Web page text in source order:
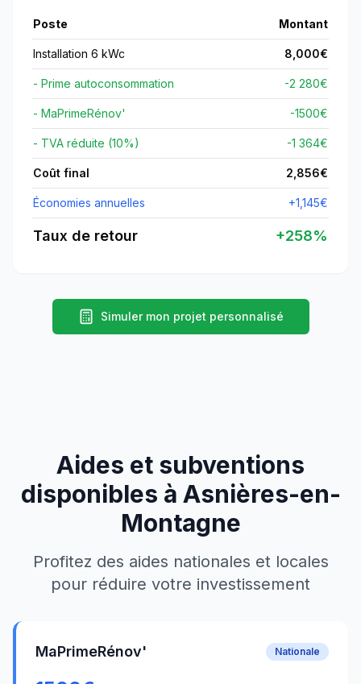
Poste Montant
Installation 6 kWc 8,000€
- Prime autoconsommation -2 280€
- MaPrimeRénov' -1500€
- TVA réduite (10%) -1 364€
Coût final 2,856€
Économies annuelles +1,145€
Taux de retour +258%
Simuler mon projet personnalisé
Aides et subventions
disponibles à Asnières-en-
Montagne
Profitez des aides nationales et locales
pour réduire votre investissement
MaPrimeRénov' Nationale